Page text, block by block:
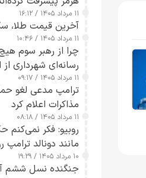
۱۱ مرداد ۱۴۰۵ / ۱۶:۱۲
آخرین قیمت طلا، سکه و ارز
۱۱ مرداد ۱۴۰۵ / ۱۰:۴۶
چرا از رهبر سوم
رسانه‌ای شهرداری
گفت
۱۱ مرداد ۱۴۰۵ / ۰۹:۱۷
مذاکرات اعلام کرد
۱۱ مرداد ۱۴۰۵ / ۰۸:۱۸
روبیو: فکر نمی‌کنم
مانند دونالد
اقدام می‌زند
۱۰ مرداد ۱۴۰۵ / ۱۹:۲۹